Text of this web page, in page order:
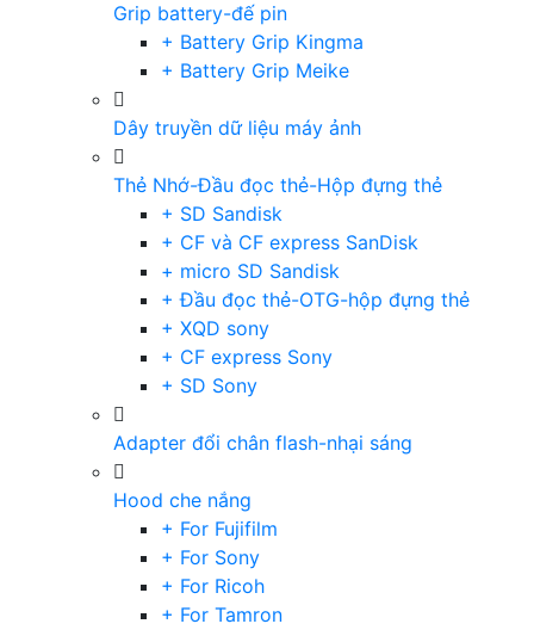
Grip battery-đế pin
+ Battery Grip Kingma
+ Battery Grip Meike
Dây truyền dữ liệu máy ảnh
Thẻ Nhớ-Đầu đọc thẻ-Hộp đựng thẻ
+ SD Sandisk
+ CF và CF express SanDisk
+ micro SD Sandisk
+ Đầu đọc thẻ-OTG-hộp đựng thẻ
+ XQD sony
+ CF express Sony
+ SD Sony
Adapter đổi chân flash-nhại sáng
Hood che nắng
+ For Fujifilm
+ For Sony
+ For Ricoh
+ For Tamron